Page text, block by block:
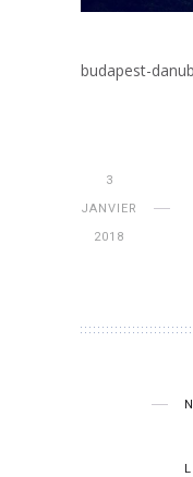
budapest-
3
JANVIER
2018